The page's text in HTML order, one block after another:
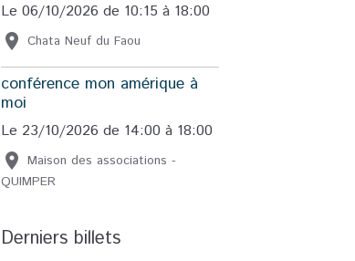
Le 06/10/2026 de 10:15 à 18:00
Chata Neuf du Faou
conférence mon amérique à
moi
Le 23/10/2026 de 14:00 à 18:00
Maison des associations -
QUIMPER
Derniers billets